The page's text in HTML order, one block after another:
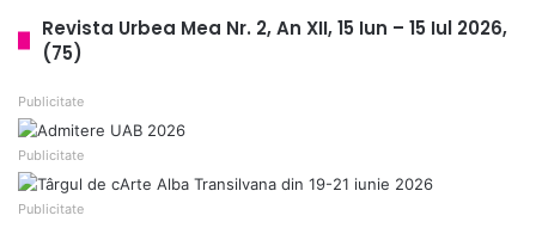
Revista Urbea Mea Nr. 2, An XII, 15 Iun – 15 Iul 2026,
(75)
Publicitate
Publicitate
Publicitate